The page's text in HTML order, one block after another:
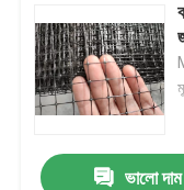
পণ্য
আমাদের সম্পর্কে
কারখানা ভ্রমণ
ভালো দাম